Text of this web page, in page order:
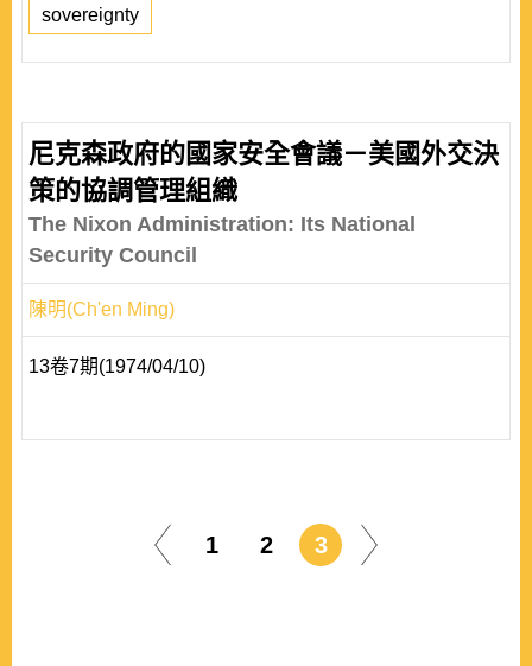
sovereignty
尼克森政府的國家安全會議－美國外交決
策的協調管理組織
The Nixon Administration: Its National
Security Council
陳明(Ch'en Ming)
13卷7期(1974/04/10)
1 2 3